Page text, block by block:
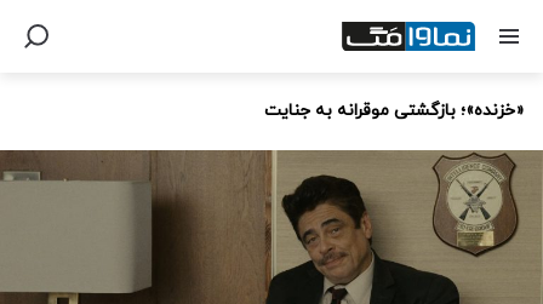
«خزنده»؛ بازگشتی موقرانه به جنایت